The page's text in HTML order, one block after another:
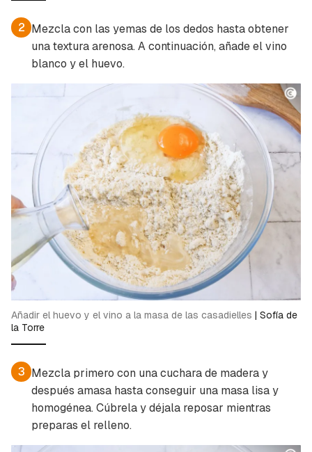
2 Mezcla con las yemas de los dedos hasta obtener
una textura arenosa. A continuación, añade el vino
blanco y el huevo.
Añadir el huevo y el vino a la masa de las casadielles | Sofía de
la Torre
3 Mezcla primero con una cuchara de madera y
después amasa hasta conseguir una masa lisa y
homogénea. Cúbrela y déjala reposar mientras
preparas el relleno.